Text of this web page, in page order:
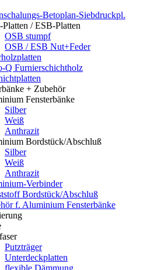
Betoplan-Siebdruckpl.
/ ESB-Platten
OSB stumpf
OSB / ESB Nut+Feder
Q Furnierschichtholz
+ Zubehör
Fensterbänke
Silber
Weiß
Anthrazit
Bordstück/Abschluß
Silber
Weiß
Anthrazit
Verbinder
Bordstück/Abschluß
f. Aluminium Fensterbänke
Putzträger
Unterdeckplatten